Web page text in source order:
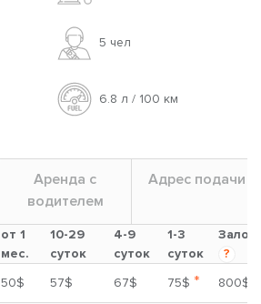
5 чел
6.8 л / 100 км
Аренда с
водителем
Адрес подачи
от 1
мес.
10-29
суток
4-9
суток
1-3
суток
Залог
?
50$ 57$ 67$ 75$ *
800$